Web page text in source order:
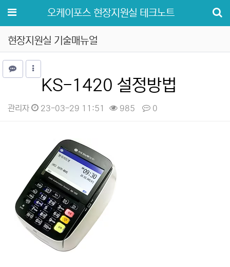
메뉴 오케이포스 현장지원실 테크노트
현장지원실 기술매뉴얼
KS-1420 설정방법
관리자 23-03-29 11:51 985 0